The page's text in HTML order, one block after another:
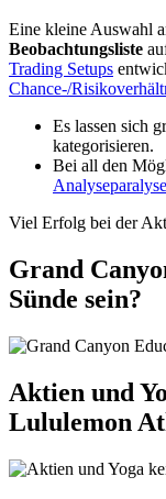
Eine kleine Auswahl
Beobachtungsliste
Trading Setups
Chance-/
Es lassen sich
kategorisieren.
Bei all den
Viel Erfolg bei der
Grand
Sünde sein?
Aktien und
Lululemon